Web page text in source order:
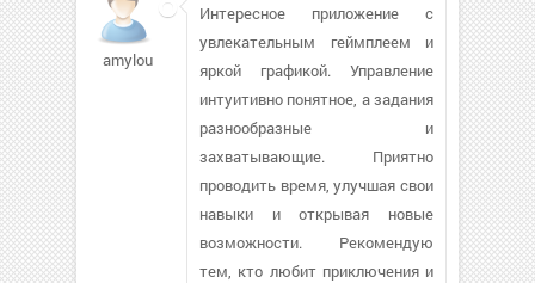
amylou13380
Интересное приложение с
увлекательным геймплеем и
яркой графикой. Управление
интуитивно понятное, а задания
разнообразные и
захватывающие. Приятно
проводить время, улучшая свои
навыки и открывая новые
возможности. Рекомендую
тем, кто любит приключения и